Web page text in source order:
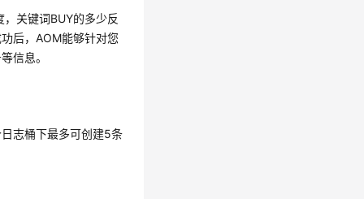
关键词BUY的多少反
后，AOM能够针对您
信息。
志桶下最多可创建5条